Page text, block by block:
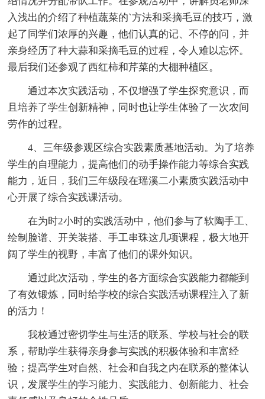
入浅出的介绍了种植蔬菜的`方法和采摘毛豆的技巧，激
起了同学们浓厚的兴趣，他们认真的记、不停的问，并
亲身经历了种大蒜和采摘毛豆的过程，令人难以忘怀。
最后我们还参观了西红柿和芹菜的大棚种植区。
通过本次实践活动，不仅增强了学生探究意识，而
且培养了学生创新精神，同时也让学生体验了一次农间
劳作的过程。
4、三年级参观区综合实践素质基地活动。为了培养
学生的自理能力，提高他们的动手操作能力等综合实践
能力，近日，我们三年级段在瑶溪二小素质实践活动中
心开展了综合实践课活动。
在为时2小时的实践活动中，他们参与了软陶手工、
绘制脸谱、开关装搭、手工串珠这几项课程，极大地开
阔了学生的视野，丰富了他们的课外知识。
通过此次活动，学生的各方面综合实践能力都能到
了有效锻炼，同时给学校的综合实践活动课程注入了新
的活力！
我校通过密切学生与生活的联系、学校与社会的联
系，帮助学生获得亲身参与实践的积极体验和丰富经
验；提高学生对自然、社会和自我之内在联系的整体认
识，发展学生的学习能力、实践能力、创新能力、社会